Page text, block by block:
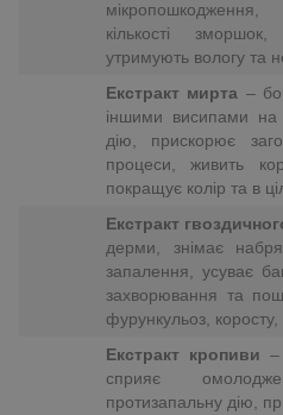
кількості
утримують вологу та
Екстракт мирта –
іншими висипами на
дію, прискорює
процеси, живить
покращує колір та в
Екстракт
дерми, знімає
запалення, усуває
захворювання та
фурункульоз, коросту,
Екстракт кропиви –
сприяє
протизапальну дію,